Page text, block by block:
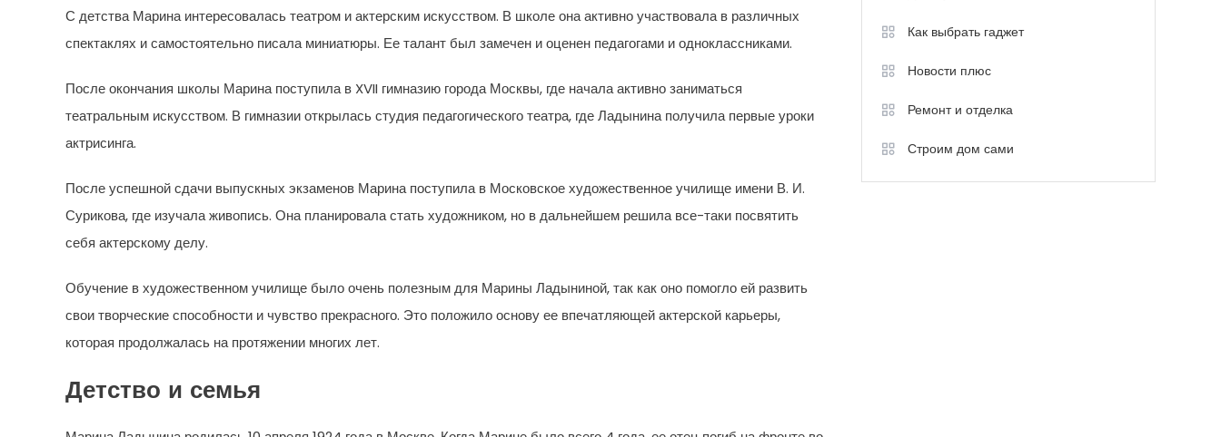
С детства Марина интересовалась театром и актерским искусством. В школе она активно участвовала в различных
спектаклях и самостоятельно писала миниатюры. Ее талант был замечен и оценен педагогами и одноклассниками.
После окончания школы Марина поступила в XVII гимназию города Москвы, где начала активно заниматься
театральным искусством. В гимназии открылась студия педагогического театра, где Ладынина получила первые уроки
актрисинга.
После успешной сдачи выпускных экзаменов Марина поступила в Московское художественное училище имени В. И.
Сурикова, где изучала живопись. Она планировала стать художником, но в дальнейшем решила все-таки посвятить
себя актерскому делу.
Обучение в художественном училище было очень полезным для Марины Ладыниной, так как оно помогло ей развить
свои творческие способности и чувство прекрасного. Это положило основу ее впечатляющей актерской карьеры,
которая продолжалась на протяжении многих лет.
Детство и семья
Как выбрать гаджет
Новости плюс
Ремонт и отделка
Строим дом сами